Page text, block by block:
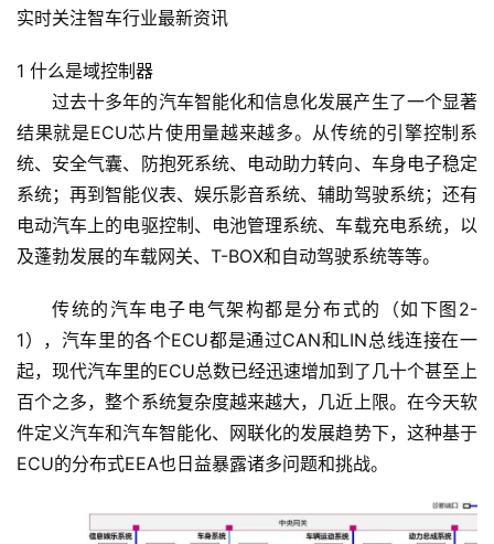
实时关注智车行业最新资讯
1 什么是域控制器
过去十多年的汽车智能化和信息化发展产生了一个显著
结果就是ECU芯片使用量越来越多。从传统的引擎控制系
统、安全气囊、防抱死系统、电动助力转向、车身电子稳定
系统；再到智能仪表、娱乐影音系统、辅助驾驶系统；还有
电动汽车上的电驱控制、电池管理系统、车载充电系统，以
及蓬勃发展的车载网关、T-BOX和自动驾驶系统等等。
传统的汽车电子电气架构都是分布式的（如下图2-
1），汽车里的各个ECU都是通过CAN和LIN总线连接在一
起，现代汽车里的ECU总数已经迅速增加到了几十个甚至上
百个之多，整个系统复杂度越来越大，几近上限。在今天软
件定义汽车和汽车智能化、网联化的发展趋势下，这种基于
ECU的分布式EEA也日益暴露诸多问题和挑战。